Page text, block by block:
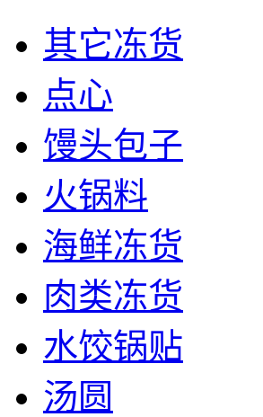
其它冻货
点心
馒头包子
火锅料
海鲜冻货
肉类冻货
水饺锅贴
汤圆